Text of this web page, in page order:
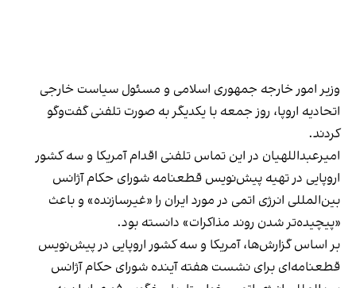
وزیر امور خارجه جمهوری اسلامی و مسئول سیاست خارجی
اتحادیه اروپا، روز جمعه با یکدیگر به صورت تلفنی گفت‌وگو
کردند.
امیر‌عبداللهیان در این تماس تلفنی اقدام آمریکا و سه کشور
اروپایی در تهیه پیش‌نویس قطعنامه شورای حکام آژانس
بین‌المللی انرژی اتمی در مورد ایران را «غیرسازنده» و باعث
«پیچیده‌تر شدن روند مذاکرات» دانسته بود.
بر اساس گزارش‌ها، آمریکا و سه کشور اروپایی در پیش‌نویس
قطعنامه‌ای برای نشست هفته آینده شورای حکام آژانس